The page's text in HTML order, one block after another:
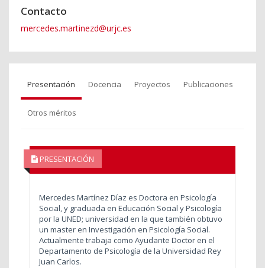
Contacto
mercedes.martinezd@urjc.es
Presentación Docencia Proyectos Publicaciones
Otros méritos
PRESENTACIÓN
Mercedes Martínez Díaz es Doctora en Psicología
Social, y graduada en Educación Social y Psicología
por la UNED; universidad en la que también obtuvo
un master en Investigación en Psicología Social.
Actualmente trabaja como Ayudante Doctor en el
Departamento de Psicología de la Universidad Rey
Juan Carlos.